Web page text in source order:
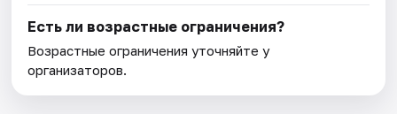
Есть ли возрастные ограничения?
Возрастные ограничения уточняйте у
организаторов.